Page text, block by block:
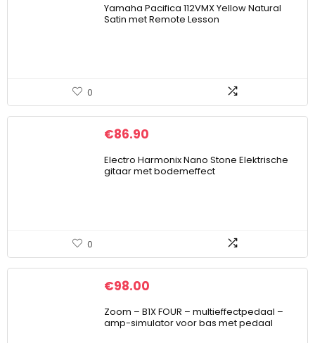
Yamaha Pacifica 112VMX Yellow Natural
Satin met Remote Lesson
0
€86.90
Electro Harmonix Nano Stone Elektrische
gitaar met bodemeffect
0
€98.00
Zoom – B1X FOUR – multieffectpedaal –
amp-simulator voor bas met pedaal